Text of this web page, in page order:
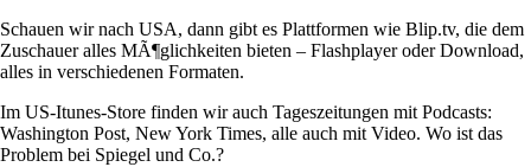
Schauen wir nach USA, dann gibt es Plattformen wie Blip.tv, die dem
Zuschauer alles MÃ¶glichkeiten bieten – Flashplayer oder Download,
alles in verschiedenen Formaten.
Im US-Itunes-Store finden wir auch Tageszeitungen mit Podcasts:
Washington Post, New York Times, alle auch mit Video. Wo ist das
Problem bei Spiegel und Co.?